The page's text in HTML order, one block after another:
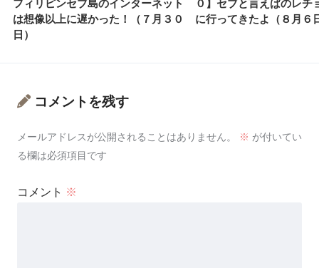
フィリピンセブ島のインターネット
は想像以上に遅かった！（７月３０
日）
０】セブと言えばのレチ
に行ってきたよ（８月６
コメントを残す
メールアドレスが公開されることはありません。 ※ が付いてい
る欄は必須項目です
コメント ※